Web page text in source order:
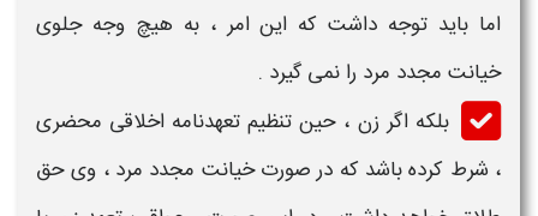
اما باید توجه داشت که این امر ، به هیچ وجه جلوی
خیانت مجدد مرد را نمی گیرد .
بلکه اگر زن ، حین تنظیم تعهدنامه اخلاقی محضری
، شرط کرده باشد که در صورت خیانت مجدد مرد ، وی حق